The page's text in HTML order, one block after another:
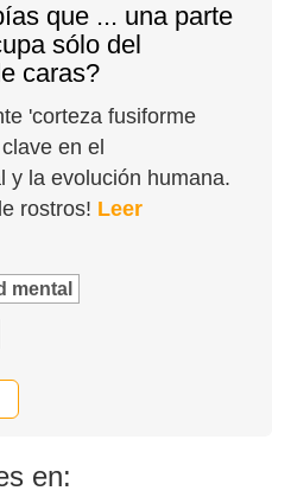
que ... una parte
sólo del
caras?
'corteza fusiforme
en el
y la evolución humana.
rostros! Leer
mental
en: